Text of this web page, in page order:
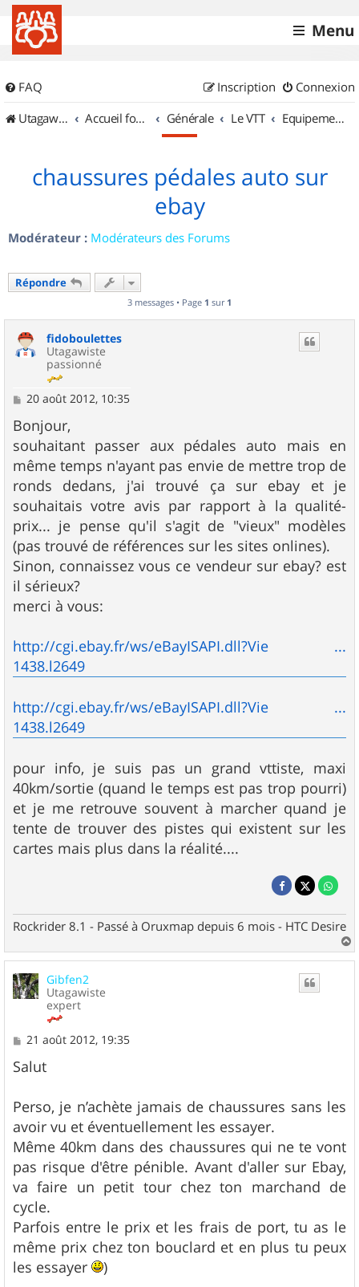
Menu
FAQ Connexion
Inscription
UtagawaVTT (Randos VTT et VTTAE avec traces GPS)
Accueil forum Générale Le VTT Equipements et Accessoires
chaussures pédales auto sur
ebay
Modérateur : Modérateurs des Forums
Répondre
3 messages • Page 1 sur 1
fidoboulettes
Utagawiste
passionné
M
s
s
a
g
e
20 août 2012, 10:35
Bonjour,
souhaitant passer aux pédales auto mais en
même temps n'ayant pas envie de mettre trop de
ronds dedans, j'ai trouvé ça sur ebay et je
souhaitais votre avis par rapport à la qualité-
prix... je pense qu'il s'agit de "vieux" modèles
(pas trouvé de références sur les sites onlines).
Sinon, connaissez vous ce vendeur sur ebay? est
il sérieux?
merci à vous:
http://cgi.ebay.fr/ws/eBayISAPI.dll?Vie ...
1438.l2649
http://cgi.ebay.fr/ws/eBayISAPI.dll?Vie ...
1438.l2649
pour info, je suis pas un grand vttiste, maxi
40km/sortie (quand le temps est pas trop pourri)
et je me retrouve souvent à marcher quand je
tente de trouver des pistes qui existent sur les
cartes mais plus dans la réalité....
Rockrider 8.1 - Passé à Oruxmap depuis 6 mois - HTC Desire
a
u
Gibfen2
Utagawiste
expert
M
s
s
g
e
21 août 2012, 19:35
Salut
Perso, je n’achète jamais de chaussures sans les
avoir vu et éventuellement les essayer.
Même 40km dans des chaussures qui ne te vont
pas risque d'être pénible. Avant d'aller sur Ebay,
va faire un petit tour chez ton marchand de
cycle.
Parfois entre le prix et les frais de port, tu as le
même prix chez ton bouclard et en plus tu peux
les essayer
)